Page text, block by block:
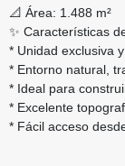
📐 Área: 1.488 m²
✨ Características
* Unidad exclusiva
* Entorno natural,
* Ideal para
* Excelente
* Fácil acceso